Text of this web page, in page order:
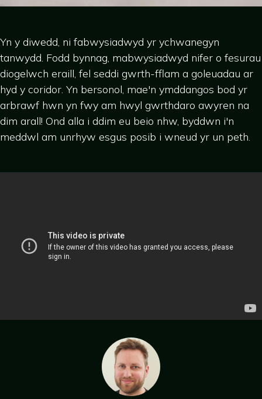
Yn y diwedd, ni fabwysiadwyd yr ychwanegyn
tanwydd. Fodd bynnag, mabwysiadwyd nifer o fesurau
diogelwch eraill, fel seddi gwrth-fflam a goleuadau ar
hyd y coridor. Yn bersonol, mae'n ymddangos bod yr
arbrawf hwn yn fwy am hwyl gwrthdaro awyren na
dim arall! Ond alla i ddim eu beio nhw, byddwn i'n
meddwl am unrhyw esgus posib i wneud yr un peth.